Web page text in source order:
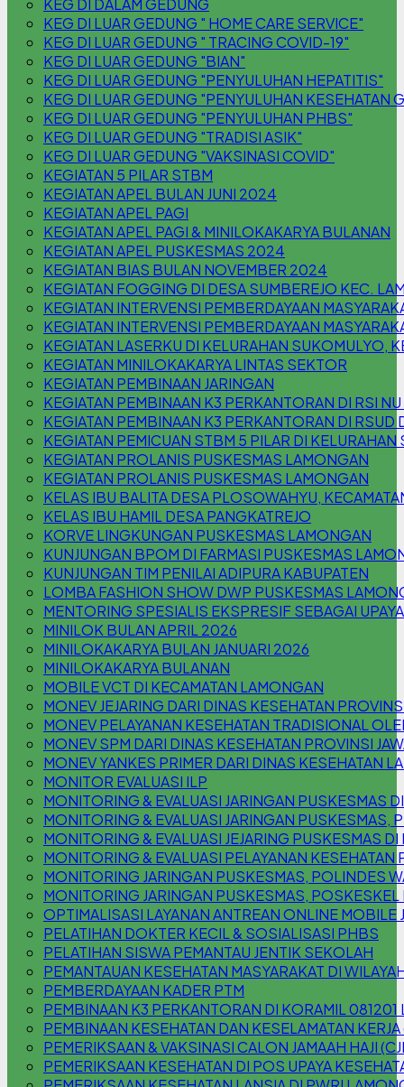
KEG DI DALAM GEDUNG
KEG DI LUAR GEDUNG " HOME CARE SERVICE"
KEG DI LUAR GEDUNG " TRACING COVID-19"
KEG DI LUAR GEDUNG "BIAN"
KEG DI LUAR GEDUNG "PENYULUHAN HEPATITIS"
KEG DI LUAR GEDUNG "PENYULUHAN KESEHATAN
KEG DI LUAR GEDUNG "PENYULUHAN PHBS"
KEG DI LUAR GEDUNG "TRADISI ASIK"
KEG DI LUAR GEDUNG "VAKSINASI COVID"
KEGIATAN 5 PILAR STBM
KEGIATAN APEL BULAN JUNI 2024
KEGIATAN APEL PAGI
KEGIATAN APEL PAGI & MINILOKAKARYA BULANAN
KEGIATAN APEL PUSKESMAS 2024
KEGIATAN BIAS BULAN NOVEMBER 2024
KEGIATAN FOGGING DI DESA SUMBEREJO KEC.
KEGIATAN INTERVENSI PEMBERDAYAAN
KEGIATAN INTERVENSI PEMBERDAYAAN
KEGIATAN LASERKU DI KELURAHAN SUKOMULYO,
KEGIATAN MINILOKAKARYA LINTAS SEKTOR
KEGIATAN PEMBINAAN JARINGAN
KEGIATAN PEMBINAAN K3 PERKANTORAN DI RSI
KEGIATAN PEMBINAAN K3 PERKANTORAN DI
KEGIATAN PEMICUAN STBM 5 PILAR DI
KEGIATAN PROLANIS PUSKESMAS LAMONGAN
KEGIATAN PROLANIS PUSKESMAS LAMONGAN
KELAS IBU BALITA DESA PLOSOWAHYU,
KELAS IBU HAMIL DESA PANGKATREJO
KORVE LINGKUNGAN PUSKESMAS LAMONGAN
KUNJUNGAN BPOM DI FARMASI PUSKESMAS
KUNJUNGAN TIM PENILAI ADIPURA KABUPATEN
LOMBA FASHION SHOW DWP PUSKESMAS
MENTORING SPESIALIS EKSPRESIF SEBAGAI
MINILOK BULAN APRIL 2026
MINILOKAKARYA BULAN JANUARI 2026
MINILOKAKARYA BULANAN
MOBILE VCT DI KECAMATAN LAMONGAN
MONEV JEJARING DARI DINAS KESEHATAN
MONEV PELAYANAN KESEHATAN TRADISIONAL
MONEV SPM DARI DINAS KESEHATAN PROVINSI
MONEV YANKES PRIMER DARI DINAS KESEHATAN
MONITOR EVALUASI ILP
MONITORING & EVALUASI JARINGAN PUSKESMAS
MONITORING & EVALUASI JARINGAN PUSKESMAS,
MONITORING & EVALUASI JEJARING PUSKESMAS
MONITORING & EVALUASI PELAYANAN KESEHATAN
MONITORING JARINGAN PUSKESMAS, POLINDES
MONITORING JARINGAN PUSKESMAS,
OPTIMALISASI LAYANAN ANTREAN ONLINE MOBILE
PELATIHAN DOKTER KECIL & SOSIALISASI PHBS
PELATIHAN SISWA PEMANTAU JENTIK SEKOLAH
PEMANTAUAN KESEHATAN MASYARAKAT DI
PEMBERDAYAAN KADER PTM
PEMBINAAN K3 PERKANTORAN DI KORAMIL 081201
PEMBINAAN KESEHATAN DAN KESELAMATAN
PEMERIKSAAN & VAKSINASI CALON JAMAAH HAJI
PEMERIKSAAN KESEHATAN DI POS UPAYA